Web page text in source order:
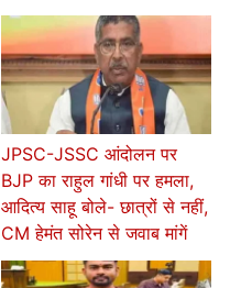
JPSC-JSSC आंदोलन पर
BJP का राहुल गांधी पर हमला,
आदित्य साहू बोले- छात्रों से नहीं,
CM हेमंत सोरेन से जवाब मांगें